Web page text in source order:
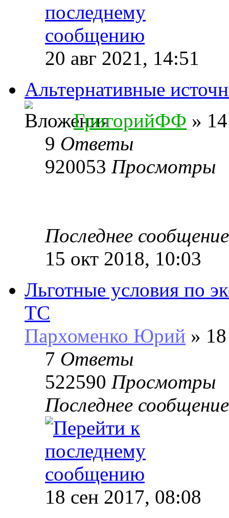
20 авг 2021, 14:51
Альтернативные
ГригорийФФ »
9 Ответы
920053 Просмотры
Последнее
15 окт 2018, 10:03
Льготные условия по
ТС
Пархоменко Юрий »
7 Ответы
522590 Просмотры
Последнее
18 сен 2017, 08:08